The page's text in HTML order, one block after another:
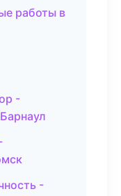
работы в
-
-